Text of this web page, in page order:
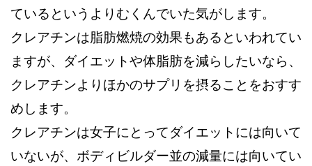
ているというよりむくんでいた気がします。
クレアチンは脂肪燃焼の効果もあるといわれてい
ますが、ダイエットや体脂肪を減らしたいなら、
クレアチンよりほかのサプリを摂ることをおすす
めします。
クレアチンは女子にとってダイエットには向いて
いないが、ボディビルダー並の減量には向いてい